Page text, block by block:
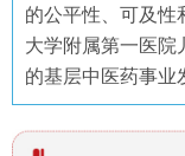
的公平性、可及性
大学附属第一医院
的基层中医药事业